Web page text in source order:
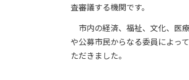
査審議する機関です。
市内の経済、福祉、文化、医
や公募市民からなる委員によっ
ただきました。